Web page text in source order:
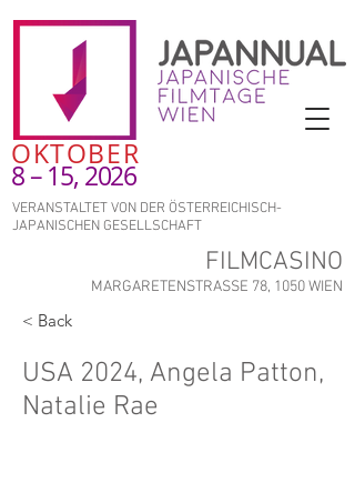
OKTOBER
8 – 15, 2026
VERANSTALTET VON DER ÖSTERREICHISCH-
JAPANISCHEN GESELLSCHAFT
FILMCASINO
MARGARETENSTRASSE 78, 1050 WIEN
< Back
USA 2024, Angela Patton,
Natalie Rae